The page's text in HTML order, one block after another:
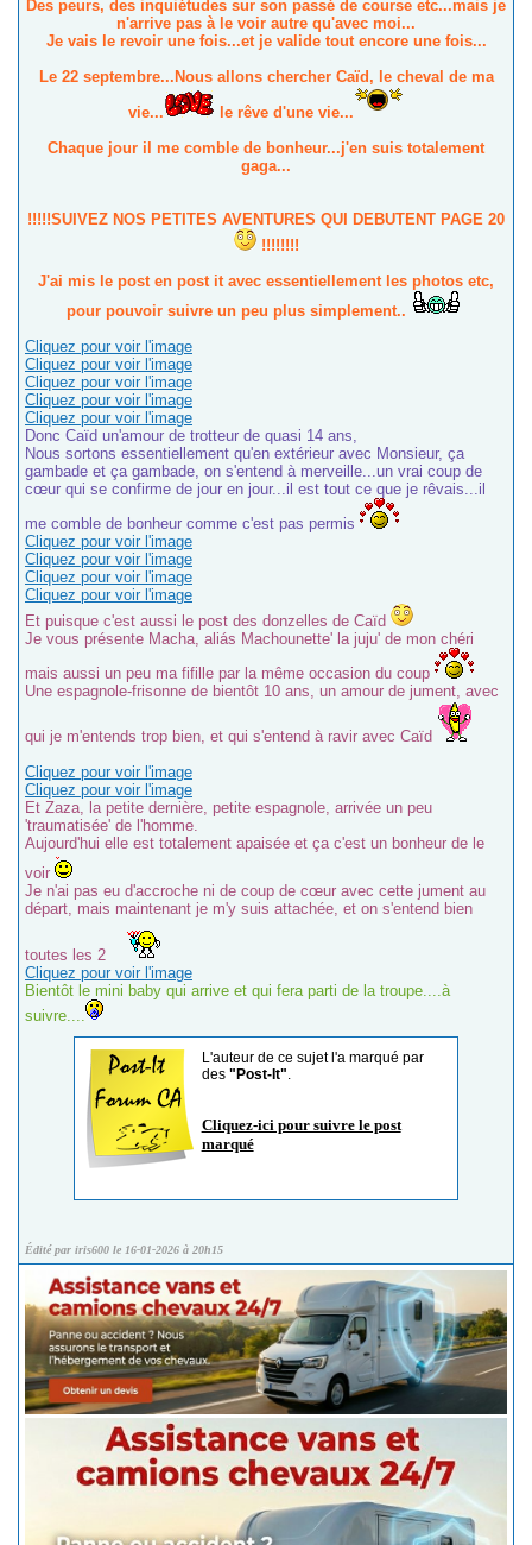
Des peurs, des inquiétudes sur son passé de course etc...mais je
n'arrive pas à le voir autre qu'avec moi...
Je vais le revoir une fois...et je valide tout encore une fois...
Le 22 septembre...Nous allons chercher Caïd, le cheval de ma
vie...
le rêve d'une vie...
Chaque jour il me comble de bonheur...j'en suis totalement
gaga...
!!!!!SUIVEZ NOS PETITES AVENTURES QUI DEBUTENT PAGE 20
!!!!!!!!
J'ai mis le post en post it avec essentiellement les photos etc,
pour pouvoir suivre un peu plus simplement..
Cliquez pour voir l'image
Cliquez pour voir l'image
Cliquez pour voir l'image
Cliquez pour voir l'image
Cliquez pour voir l'image
Donc Caïd un'amour de trotteur de quasi 14 ans,
Nous sortons essentiellement qu'en extérieur avec Monsieur, ça
gambade et ça gambade, on s'entend à merveille...un vrai coup de
cœur qui se confirme de jour en jour...il est tout ce que je rêvais...il
me comble de bonheur comme c'est pas permis
Cliquez pour voir l'image
Cliquez pour voir l'image
Cliquez pour voir l'image
Cliquez pour voir l'image
Et puisque c'est aussi le post des donzelles de Caïd
Je vous présente Macha, aliás Machounette' la juju' de mon chéri
mais aussi un peu ma fifille par la même occasion du coup
Une espagnole-frisonne de bientôt 10 ans, un amour de jument, avec
qui je m'entends trop bien, et qui s'entend à ravir avec Caïd
Cliquez pour voir l'image
Cliquez pour voir l'image
Et Zaza, la petite dernière, petite espagnole, arrivée un peu
'traumatisée' de l'homme.
Aujourd'hui elle est totalement apaisée et ça c'est un bonheur de le
voir
Je n'ai pas eu d'accroche ni de coup de cœur avec cette jument au
départ, mais maintenant je m'y suis attachée, et on s'entend bien
toutes les 2
Cliquez pour voir l'image
Bientôt le mini baby qui arrive et qui fera parti de la troupe....à
suivre....
L'auteur de ce sujet l'a marqué par
des "Post-It".
Cliquez-ici pour suivre le post
marqué
Édité par iris600 le 16-01-2026 à 20h15